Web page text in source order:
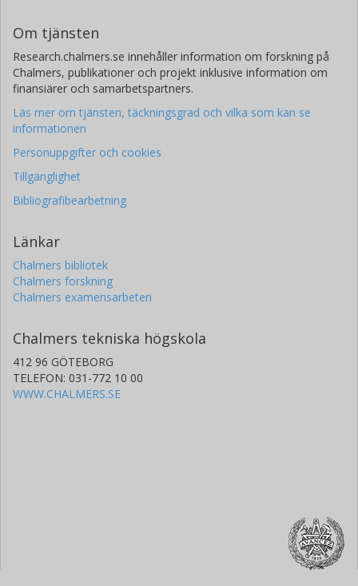
Om tjänsten
Research.chalmers.se innehåller information om forskning på
Chalmers, publikationer och projekt inklusive information om
finansiärer och samarbetspartners.
Läs mer om tjänsten, täckningsgrad och vilka som kan se
informationen
Personuppgifter och cookies
Tillgänglighet
Bibliografibearbetning
Länkar
Chalmers bibliotek
Chalmers forskning
Chalmers examensarbeten
Chalmers tekniska högskola
412 96 GÖTEBORG
TELEFON: 031-772 10 00
WWW.CHALMERS.SE